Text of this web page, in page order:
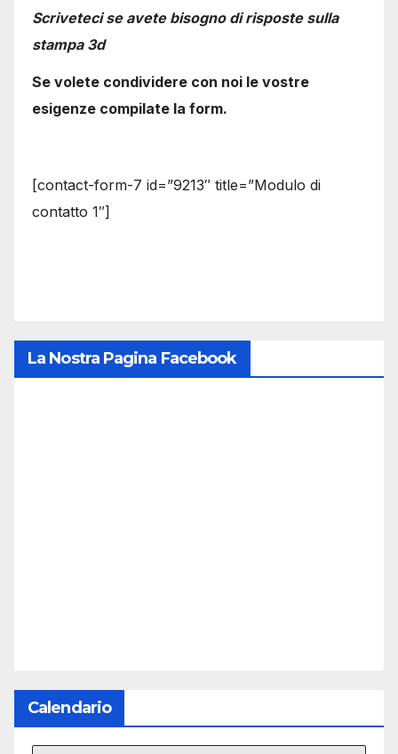
Scriveteci se avete bisogno di risposte sulla
stampa 3d
Se volete condividere con noi le vostre
esigenze compilate la form.
[contact-form-7 id=”9213″ title=”Modulo di
contatto 1″]
La Nostra Pagina Facebook
Calendario